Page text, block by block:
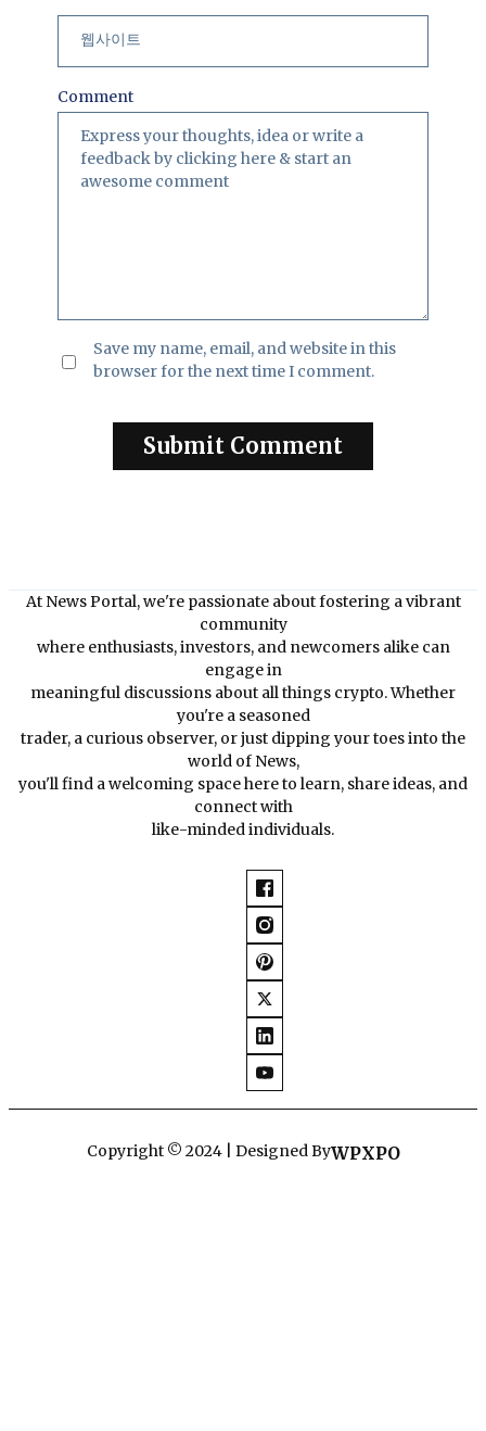
Comment
Save my name, email, and website in this
browser for the next time I comment.
At News Portal, we're passionate about fostering a vibrant
community
where enthusiasts, investors, and newcomers alike can
engage in
meaningful discussions about all things crypto. Whether
you're a seasoned
trader, a curious observer, or just dipping your toes into the
world of News,
you'll find a welcoming space here to learn, share ideas, and
connect with
like-minded individuals.
Copyright © 2024 | Designed ByWPXPO